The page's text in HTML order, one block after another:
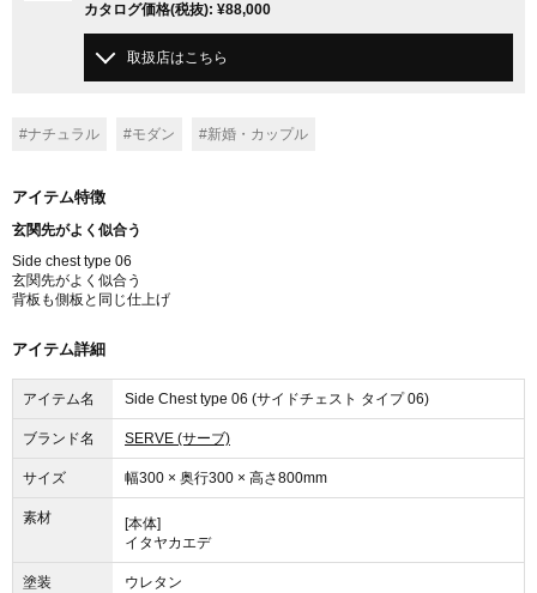
カタログ価格(税抜): ¥88,000
取扱店はこちら
#ナチュラル #モダン #新婚・カップル
アイテム特徴
玄関先がよく似合う
Side chest type 06
玄関先がよく似合う
背板も側板と同じ仕上げ
アイテム詳細
アイテム名 Side Chest type 06 (サイドチェスト タイプ 06)
ブランド名 SERVE (サーブ)
サイズ 幅300 × 奥行300 × 高さ800mm
素材
[本体]
イタヤカエデ
塗装 ウレタン